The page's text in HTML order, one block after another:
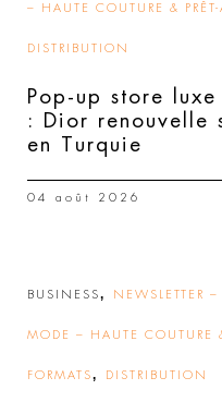
– HAUTE COUTURE & PRÊT-
DISTRIBUTION
Pop-up store
: Dior renouvelle
en Turquie
04 août 2026
BUSINESS, NEWSLETTER
MODE – HAUTE COUTURE &
FORMATS, DISTRIBUTION